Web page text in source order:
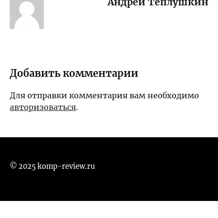
Добавить комментарии
Для отправки комментария вам необходимо
авторизоваться.
© 2025 komp-review.ru